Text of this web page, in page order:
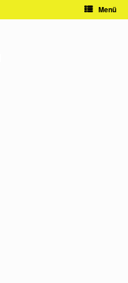
Menü